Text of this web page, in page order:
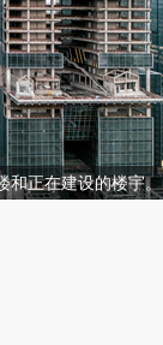
和正在建设的楼宇。